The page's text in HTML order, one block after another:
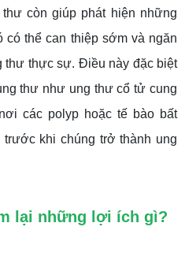
còn giúp phát hiện những
có thể can thiệp sớm và ngăn
thư thực sự. Điều này đặc biệt
thư như ung thư cổ tử cung
các polyp hoặc tế bào bất
khi chúng trở thành ung
lại những lợi ích gì?